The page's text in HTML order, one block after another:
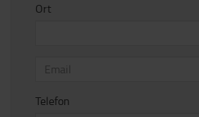
Ort
Telefon